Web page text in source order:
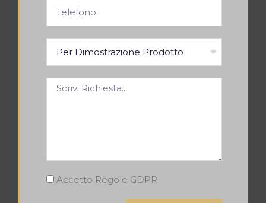
Accetto Regole GDPR